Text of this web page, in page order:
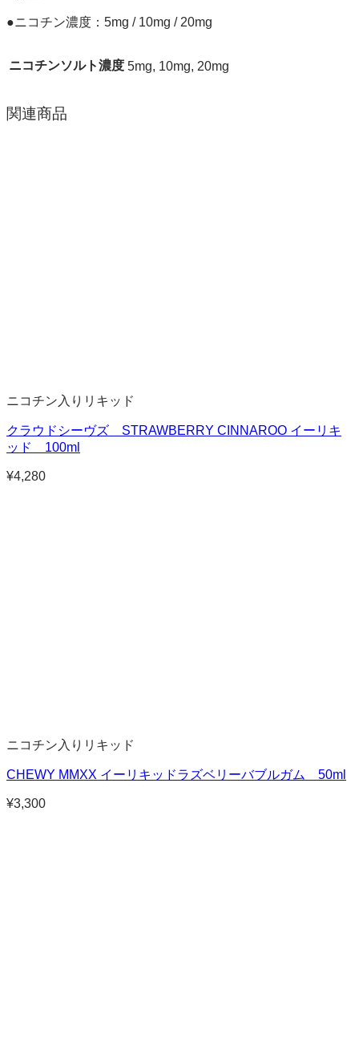
●ニコチン濃度：5mg / 10mg / 20mg
ニコチンソルト濃度 5mg, 10mg, 20mg
関連商品
ニコチン入りリキッド
クラウドシーヴズ STRAWBERRY CINNAROO イーリキ
ッド 100ml
¥4,280
ニコチン入りリキッド
CHEWY MMXX イーリキッドラズベリーバブルガム 50ml
¥3,300